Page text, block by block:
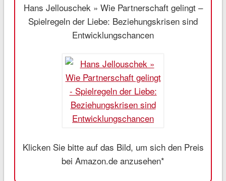
Hans Jellouschek » Wie Partnerschaft gelingt –
Spielregeln der Liebe: Beziehungskrisen sind
Entwicklungschancen
Klicken Sie bitte auf das Bild, um sich den Preis
bei Amazon.de anzusehen*